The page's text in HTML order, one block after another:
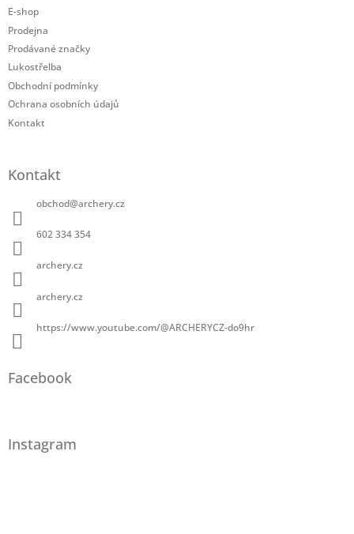
E-shop
Prodejna
Prodávané značky
Lukostřelba
Obchodní podmínky
Ochrana osobních údajů
Kontakt
Kontakt
obchod@archery.cz
602 334 354
archery.cz
archery.cz
https://www.youtube.com/@ARCHERYCZ-do9hr
Facebook
Instagram